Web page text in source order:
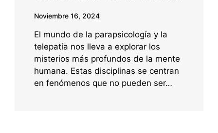
Noviembre 16, 2024
El mundo de la parapsicología y la
telepatía nos lleva a explorar los
misterios más profundos de la mente
humana. Estas disciplinas se centran
en fenómenos que no pueden ser…